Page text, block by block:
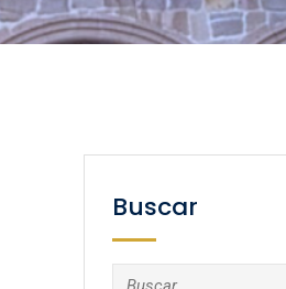
Buscar
Buscar: